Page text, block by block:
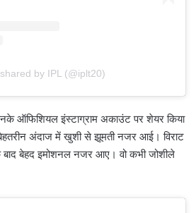
by IPL (@iplt20)
ऑफिशियल इंस्टाग्राम अकाउंट पर शेयर किया
अंदाज में खुशी से झूमती नजर आई। विराट
बाद बेहद इमोशनल नजर आए। वो कभी जोशीले